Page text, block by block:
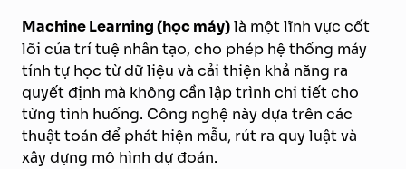
Machine Learning (học máy)là một lĩnh vực cốt
lõi của trí tuệ nhân tạo, cho phép hệ thống máy
tính tự học từ dữ liệu và cải thiện khả năng ra
quyết định mà không cần lập trình chi tiết cho
từng tình huống. Công nghệ này dựa trên các
thuật toán để phát hiện mẫu, rút ra quy luật và
xây dựng mô hình dự đoán.